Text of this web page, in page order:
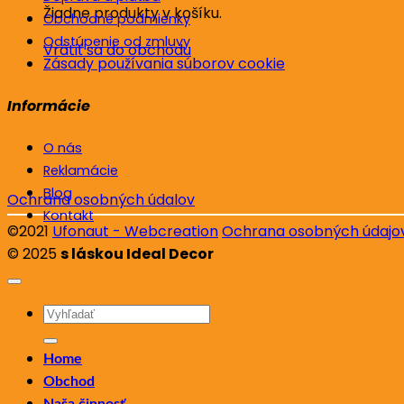
Žiadne produkty v košíku.
Vrátiť sa do obchodu
Obchodné podmienky
Odstúpenie od zmluvy
Zásady používania súborov cookie
Informácie
O nás
Reklamácie
Blog
Kontakt
Ochrana osobných údalov
©2021 Ufonaut - WebcreationOchrana osobných
© 2025s láskou Ideal Decor
Hľadať:
Home
Obchod